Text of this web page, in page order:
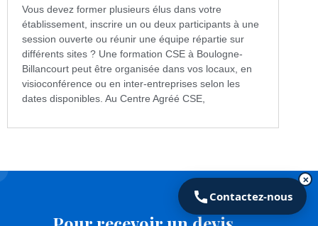
Vous devez former plusieurs élus dans votre
établissement, inscrire un ou deux participants à une
session ouverte ou réunir une équipe répartie sur
différents sites ? Une formation CSE à Boulogne-
Billancourt peut être organisée dans vos locaux, en
visioconférence ou en inter-entreprises selon les
dates disponibles. Au Centre Agréé CSE,
Contactez-nous
✕